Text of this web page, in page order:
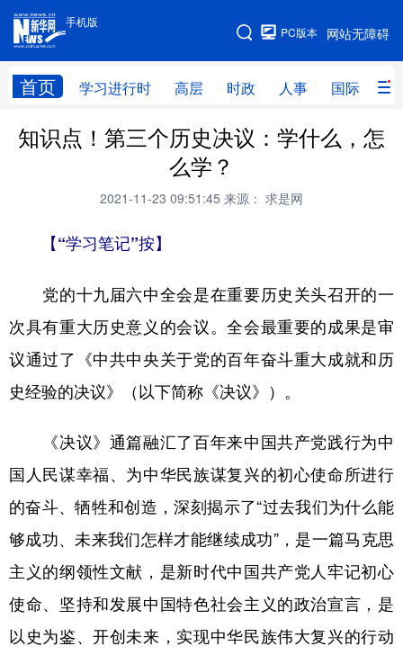
手机版
网站无障碍
PC版本
首页 学习进行时 高层 时政 人事 国际 财
手机版
网站地图
学习进行时 高层 时政 人事
全球连线
科技 科创
文化 书画 健康 军事
访谈 视频 图片 政务
法律 中央文件 金融 汽车
食品 人居 信息化
学术中国 乡村振兴 银龄 溯源中国
城市 旅游 能源 会展
彩票 娱乐 时尚 悦读
公益 一带一路 亚太网 上市公司
知识点！第三个历史决议：学什么，怎
么学？
2021-11-23 09:51:45 来源： 求是网
【“学习笔记”按】
党的十九届六中全会是在重要历史关头召开的一
次具有重大历史意义的会议。全会最重要的成果是审
议通过了《中共中央关于党的百年奋斗重大成就和历
史经验的决议》（以下简称《决议》）。
《决议》通篇融汇了百年来中国共产党践行为中
国人民谋幸福、为中华民族谋复兴的初心使命所进行
的奋斗、牺牲和创造，深刻揭示了“过去我们为什么能
够成功、未来我们怎样才能继续成功”，是一篇马克思
主义的纲领性文献，是新时代中国共产党人牢记初心
使命、坚持和发展中国特色社会主义的政治宣言，是
以史为鉴、开创未来，实现中华民族伟大复兴的行动